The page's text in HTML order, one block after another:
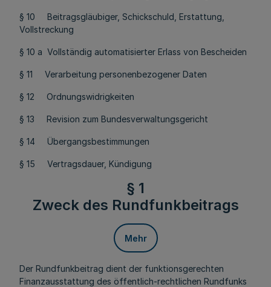
§ 10 Beitragsgläubiger, Schickschuld, Erstattung,
Vollstreckung
§ 10 a Vollständig automatisierter Erlass von Bescheiden
§ 11 Verarbeitung personenbezogener Daten
§ 12 Ordnungswidrigkeiten
§ 13 Revision zum Bundesverwaltungsgericht
§ 14 Übergangsbestimmungen
§ 15 Vertragsdauer, Kündigung
§ 1
Zweck des Rundfunkbeitrags
Mehr
Der Rundfunkbeitrag dient der funktionsgerechten
Finanzausstattung des öffentlich-rechtlichen Rundfunks